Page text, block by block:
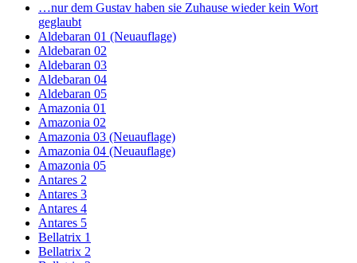
…nur dem Gustav haben sie Zuhause wieder kein Wort
geglaubt
Aldebaran 01 (Neuauflage)
Aldebaran 02
Aldebaran 03
Aldebaran 04
Aldebaran 05
Amazonia 01
Amazonia 02
Amazonia 03 (Neuauflage)
Amazonia 04 (Neuauflage)
Amazonia 05
Antares 2
Antares 3
Antares 4
Antares 5
Bellatrix 1
Bellatrix 2